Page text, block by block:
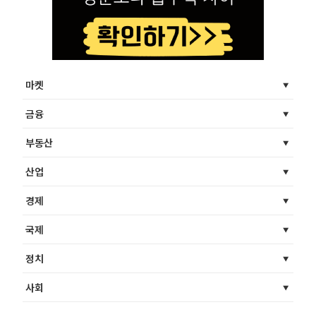
마켓
금융
부동산
산업
경제
국제
정치
사회